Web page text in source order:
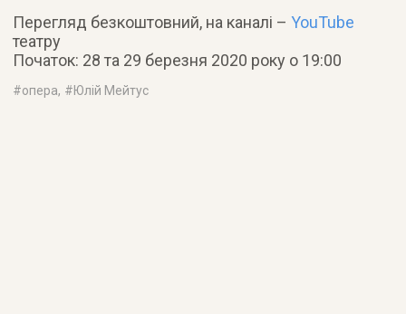
Перегляд безкоштовний, на каналі –YouTube
театру
Початок: 28 та 29 березня 2020 року о 19:00
#опера, #Юлій Мейтус